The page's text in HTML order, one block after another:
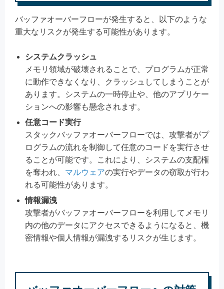
バッファオーバーフローが発生すると、以下のような
重大なリスクが発生する可能性があります。
システムクラッシュ
メモリ領域が破壊されることで、プログラムが正常
に動作できなくなり、クラッシュしてしまうことが
あります。システムの一時停止や、他のアプリケー
ションへの影響も懸念されます。
任意コード実行
スタックバッファオーバーフローでは、攻撃者がプ
ログラムの流れを制御して任意のコードを実行させ
ることが可能です。これにより、システムの支配権
を奪われ、 マルウェアの実行やデータの窃取が行わ
れる可能性があります。
情報漏洩
攻撃者がバッファオーバーフローを利用してメモリ
内の他のデータにアクセスできるようになると、機
密情報や個人情報が漏洩するリスクが生じます。